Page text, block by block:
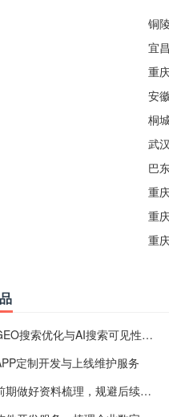
铜
宜
重
安
桐
武
巴
重
重
重
搜索优化与AI搜索可见性服务
定制开发与上线维护服务
做好资料梳理，规避后续各类使用难题